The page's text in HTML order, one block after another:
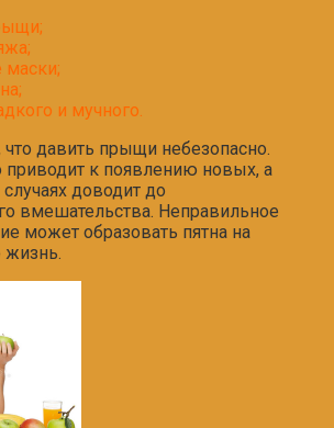
маски;
и мучного.
что давить прыщи небезопасно.
приводит к появлению новых, а
доводит до
вмешательства. Неправильное
может образовать пятна на